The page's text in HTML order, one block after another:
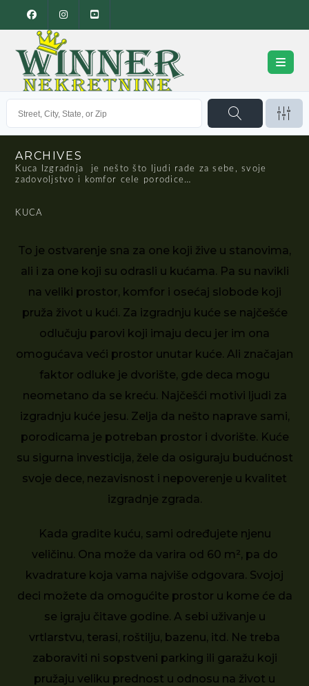
ARCHIVES
Kuca Izgradnja je nešto što ljudi rade za sebe, svoje
zadovoljstvo i komfor cele porodice…
KUCA
To je ostvarenje sna za one koji žive u stanovima,
ali i za one koji su odrasli u kućama. Pa su navikli
na veliki prostor, komfor i osećaj slobode koji
pruža život u kući. Za izgradnju kuće se najčešće
odlučuju parovi koji imaju decu jer im ona
omogućava veći prostor unutar kuće. Ali značajan
faktor odluke je dvorište, gde deca mogu
neometano da se kreću. Najčešći motivi ljudi za
izgradnju kuće jesu. Zelja da nešto naprave sami,
porodicama je potreban prostor i dvorište. Kuće
su sigurna investicija, žele da osiguraju budućnost
svoje dece, nezavisnost i nepoverenje u kvalitet
izgradnje zgrada.
Kada gradite kuću, sami određujete njenu
veličinu. Ona može da varira od 60 m², pa do
kvadrature koja vama najviše odgovara. Svojoj
deci možete da omogućite prostor u kome će da
se igraju čitave godine. A sebi uživanje u
vrtlarstvu, terasi, roštilju, bazenu, itd. Ne treba
zaboraviti ni sopstveni parking ili garažu koji
pružaju veliku prednost u odnosu na život u